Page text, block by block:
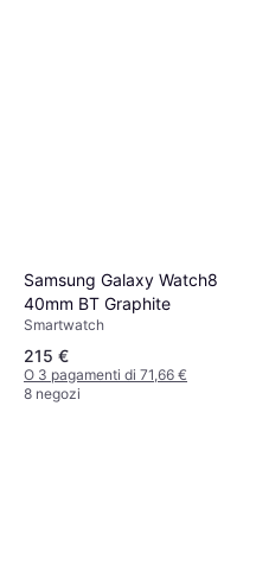
Samsung Galaxy Watch8
40mm BT Graphite
Smartwatch
215 €
O 3 pagamenti di 71,66 €
8 negozi